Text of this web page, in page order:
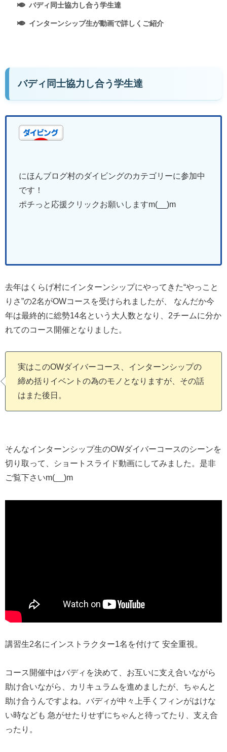
バディ同士協力し合う学生達
インターンシップ生が動画で詳しくご紹介
バディ同士協力し合う学生達
にほんブログ村のダイビングのカテゴリーに参加中
です！
ポチっと応援クリックお願いしますm(__)m
去年はくらげ村にインターンシップにやってきた“やっこと
りさ”の2名がOWコースを受けられましたが、 なんだか今
年は最終的に総勢14名という大人数となり、2チームに分か
れてのコース開催となりました。
実はこのOWダイバーコース、インターンシップの
締め括りイベントの為のモノとなりますが、その話
はまた後日。
そんなインターンシップ生のOWダイバーコースのシーンを
切り取って、ショートスライド動画にしてみました。是非
ご覧下さいm(__)m
講習生2名にインストラクター1名を付けて 安全重視。
コース開催中はバディを決めて、お互いに支え合いながら
助け合いながら、カリキュラムを進めましたが、ちゃんと
助け合うんですよね。バディが中々上手くフィンがはけな
い時なども 急がせたりせずにちゃんと待ってたり、支え合
ったり。